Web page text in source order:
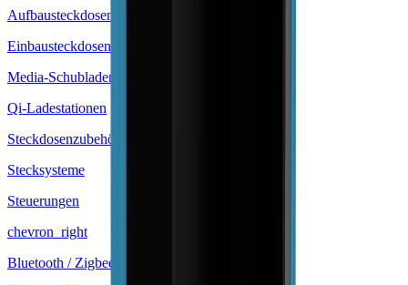
Aufbausteckdosen
Einbausteckdosen
Media-Schubladeneinsätze
Qi-Ladestationen
Steckdosenzubehör
Stecksysteme
Steuerungen
chevron_right
Bluetooth / Zigbee Steuerungen